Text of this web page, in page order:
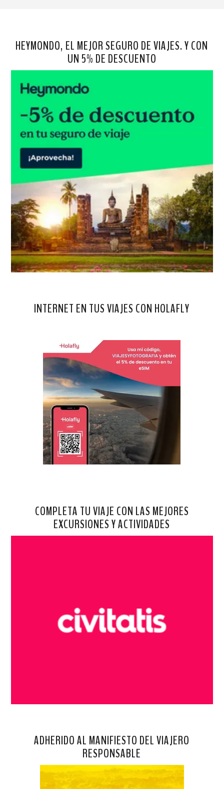
HEYMONDO, EL MEJOR SEGURO DE VIAJES. Y CON
UN 5% DE DESCUENTO
INTERNET EN TUS VIAJES CON HOLAFLY
COMPLETA TU VIAJE CON LAS MEJORES
EXCURSIONES Y ACTIVIDADES
ADHERIDO AL MANIFIESTO DEL VIAJERO
RESPONSABLE